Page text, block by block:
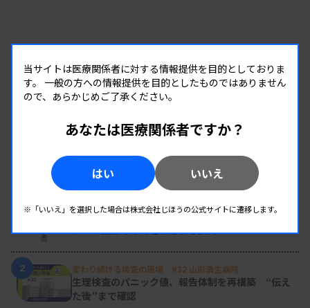
RANKING
人気の記事
新人臨床検査技師の歩き方 ［第16回］
チーム医療の中で信頼される技師
2 変わり続ける検査の現場 #32 山形済生病院
生理検査のパニック値、報告体制を再構築 “伝え
た後”まで確認
当サイトは医療関係者に対する情報提供を目的としておりま
す。 一般の方への情報提供を目的としたものではありません
ので、あらかじめご了承ください。
あなたは医療関係者ですか？
はい いいえ
※「いいえ」を選択した場合は株式会社じほうの公式サイトに遷移します。